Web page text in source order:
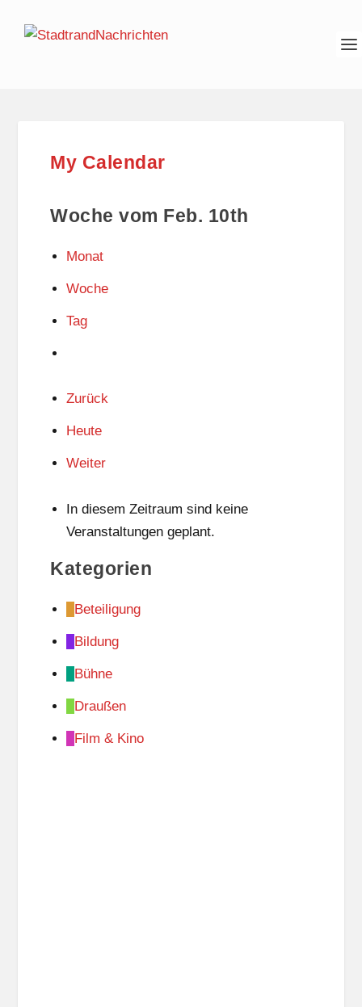
My Calendar
Woche vom Feb. 10th
Monat
Woche
Tag
Zurück
Heute
Weiter
In diesem Zeitraum sind keine
Veranstaltungen geplant.
Kategorien
Beteiligung
Bildung
Bühne
Draußen
Film & Kino